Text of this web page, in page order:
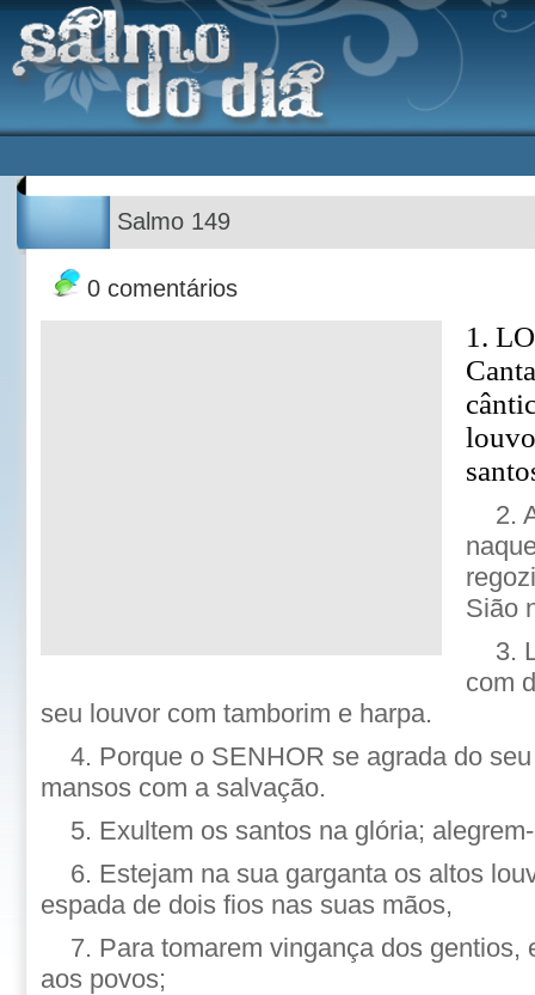
Salmo 149
0 comentários
1.
2.
Sião
3.
com
seu louvor com tamborim e harpa.
4. Porque o SENHOR se agrada do
mansos com a salvação.
5. Exultem os santos na glória;
6. Estejam na sua garganta os altos
espada de dois fios nas suas mãos,
7. Para tomarem vingança dos gentios,
aos povos;